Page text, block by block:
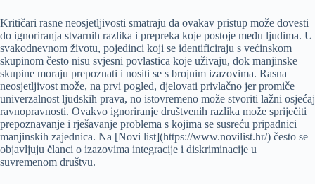
Kritičari rasne neosjetljivosti smatraju da ovakav pristup može dovesti
do ignoriranja stvarnih razlika i prepreka koje postoje među ljudima. U
svakodnevnom životu, pojedinci koji se identificiraju s većinskom
skupinom često nisu svjesni povlastica koje uživaju, dok manjinske
skupine moraju prepoznati i nositi se s brojnim izazovima. Rasna
neosjetljivost može, na prvi pogled, djelovati privlačno jer promiče
univerzalnost ljudskih prava, no istovremeno može stvoriti lažni osjećaj
ravnopravnosti. Ovakvo ignoriranje društvenih razlika može spriječiti
prepoznavanje i rješavanje problema s kojima se susreću pripadnici
manjinskih zajednica. Na [Novi list](https://www.novilist.hr/) često se
objavljuju članci o izazovima integracije i diskriminacije u
suvremenom društvu.